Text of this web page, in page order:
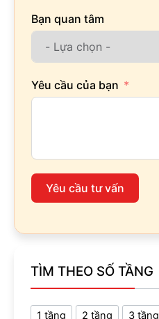
Bạn quan tâm
Yêu cầu của bạn
Yêu cầu tư vấn
TÌM THEO SỐ TẦNG
1 tầng 2 tầng 3 tầng